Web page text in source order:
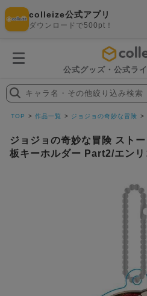
colleize公式アプリ
ダウンロードで500pt！
公式グッズ・公式ラ
探
す
キャラ名・その他絞り込み検索
TOP 作品一覧 ジョジョの奇妙な冒険
ジョジョの奇妙な冒険 スト
板キーホルダー Part2/エンリ